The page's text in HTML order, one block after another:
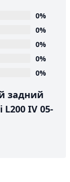
0%
0%
0%
0%
0%
задний
L200 IV 05-